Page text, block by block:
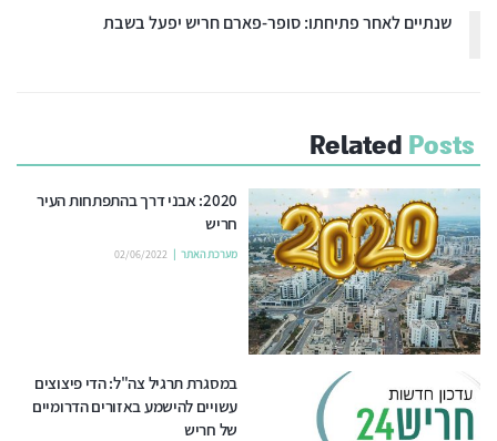
שנתיים לאחר פתיחתו: סופר-פארם חריש יפעל בשבת
Related Posts
2020: אבני דרך בהתפתחות העיר
חריש
מערכת האתר 02/06/2022
במסגרת תרגיל צה"ל: הדי פיצוצים
עשויים להישמע באזורים הדרומיים
של חריש